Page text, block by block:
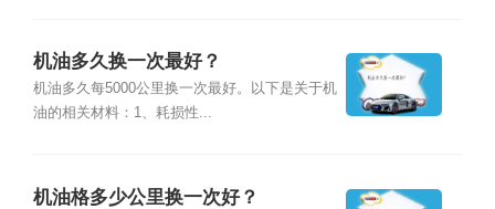
机油多久换一次最好？
机油多久每5000公里换一次最好。以下是关于机
油的相关材料：1、耗损性...
机油格多少公里换一次好？